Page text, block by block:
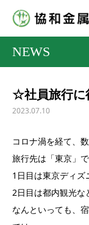
NEWS
☆社員旅行
2023.07.10
コロナ渦を経て、
旅行先は「東京」
1日目は東京ディズ
2日目は都内観光な
なんといっても、